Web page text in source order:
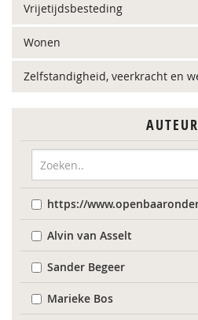
Vrijetijdsbesteding
Wonen
Zelfstandigheid, veerkracht en
https://
Alvin van Asselt
Sander Begeer
Marieke Bos